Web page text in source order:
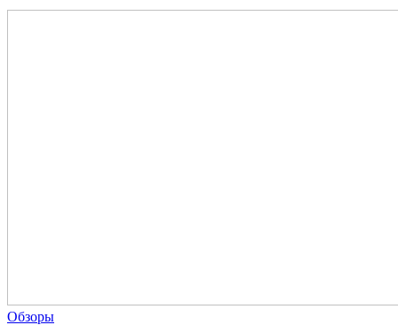
Обзоры